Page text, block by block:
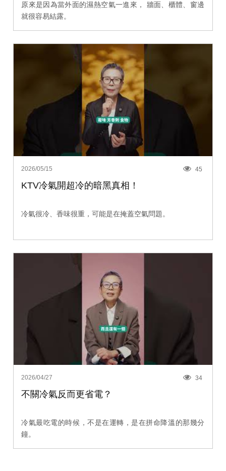
原來是因為當外面的濕熱空氣一進來， 牆面、櫃體、窗邊
就很容易結露。
2026/05/15 45
KTV冷氣開超冷的暗黑真相！
冷氣很冷、香味很重，可能是在掩蓋空氣問題。
2026/04/27 34
不關冷氣反而更省電？
冷氣最吃電的時候，不是在運轉，是在拼命降溫的那幾分
鐘。